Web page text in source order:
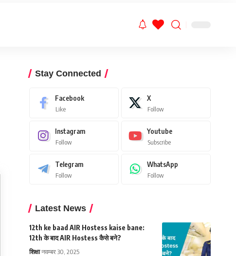
Stay Connected
Facebook
Like
X
Follow
Instagram
Follow
Youtube
Subscribe
Telegram
Follow
WhatsApp
Follow
Latest News
12th ke baad AIR Hostess kaise bane:
12th के बाद AIR Hostess कैसे बने?
शिक्षा नवम्बर 30, 2025